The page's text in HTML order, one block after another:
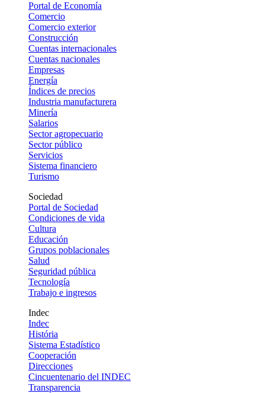
Portal de Economía
Comercio
Comercio exterior
Construcción
Cuentas internacionales
Cuentas nacionales
Empresas
Energía
Índices de precios
Industria manufacturera
Minería
Salarios
Sector agropecuario
Sector público
Servicios
Sistema financiero
Turismo
Sociedad
Portal de Sociedad
Condiciones de vida
Cultura
Educación
Grupos poblacionales
Salud
Seguridad pública
Tecnología
Trabajo e ingresos
Indec
Indec
História
Sistema Estadístico
Cooperación
Direcciones
Cincuentenario del INDEC
Transparencia